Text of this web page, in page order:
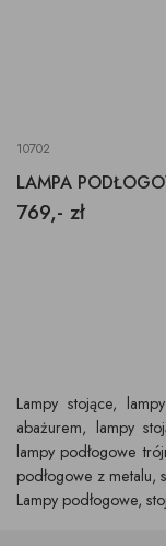
10702
LAMPA
769,- zł
Lampy stojące,
abażurem, lampy
lampy podłogowe
podłogowe z metalu,
Lampy podłogowe,